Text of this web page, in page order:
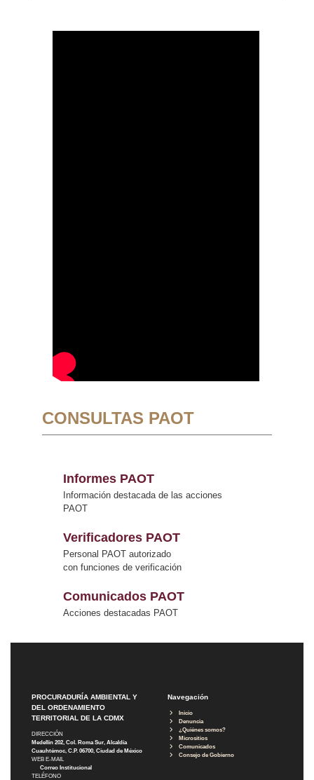
CONSULTAS PAOT
Informes PAOT
Información destacada de las acciones
PAOT
Verificadores PAOT
Personal PAOT autorizado
con funciones de verificación
Comunicados PAOT
Acciones destacadas PAOT
PROCURADURÍA AMBIENTAL Y
DEL ORDENAMIENTO
TERRITORIAL DE LA CDMX
DIRECCIÓN
Medellín 202, Col. Roma Sur, Alcaldía
Cuauhtémoc, C.P. 06700, Ciudad de México
WEB E-MAIL
Correo Institucional
TELÉFONO
Navegación
Inicio
Denuncia
¿Quiénes somos?
Micrositios
Comunicados
Consejo de Gobierno